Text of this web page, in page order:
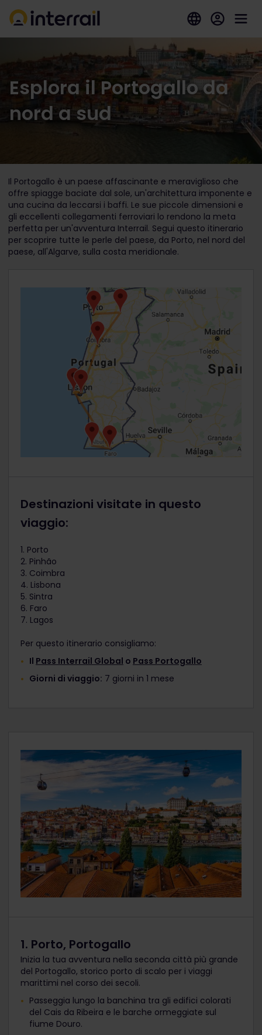
Esplora il Portogallo da
nord a sud
Il Portogallo è un paese affascinante e meraviglioso che
offre spiagge baciate dal sole, un'architettura imponente e
una cucina da leccarsi i baffi. Le sue piccole dimensioni e
gli eccellenti collegamenti ferroviari lo rendono la meta
perfetta per un'avventura Interrail. Segui questo itinerario
per scoprire tutte le perle del paese, da Porto, nel nord del
paese, all'Algarve, sulla costa meridionale.
Destinazioni visitate in questo
viaggio:
1. Porto
2. Pinhão
3. Coimbra
4. Lisbona
5. Sintra
6. Faro
7. Lagos
Per questo itinerario consigliamo:
Il Pass Interrail Global o Pass Portogallo
Giorni di viaggio: 7 giorni in 1 mese
1. Porto, Portogallo
Inizia la tua avventura nella seconda città più grande
del Portogallo, storico porto di scalo per i viaggi
marittimi nel corso dei secoli.
Passeggia lungo la banchina tra gli edifici colorati
del Cais da Ribeira e le barche ormeggiate sul
fiume Douro.